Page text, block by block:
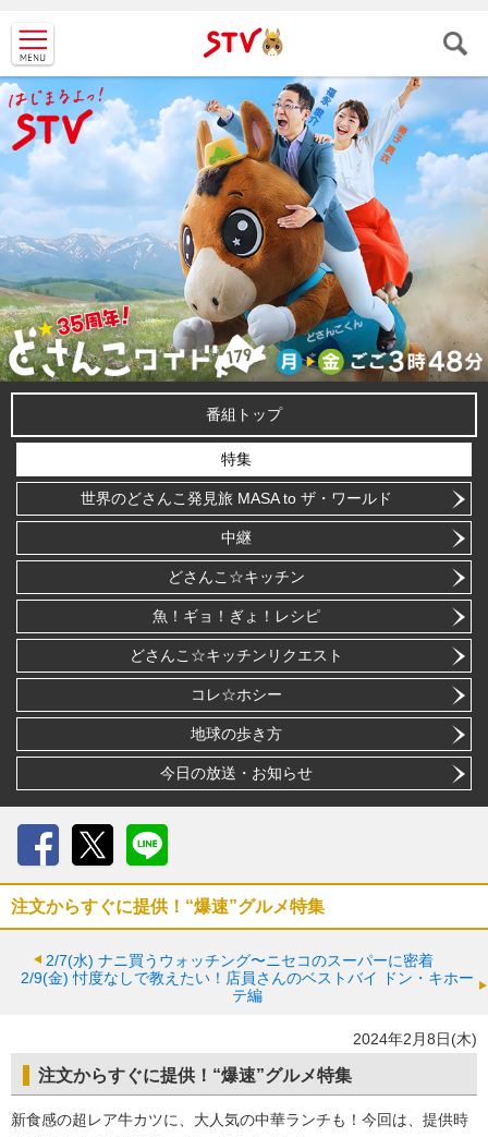
ＳＴＶ札
幌テレビ
番組トップ
特集
世界のどさんこ発見旅 MASA to ザ・ワールド
中継
どさんこ☆キッチン
魚！ギョ！ぎょ！レシピ
どさんこ☆キッチンリクエスト
コレ☆ホシー
地球の歩き方
今日の放送・お知らせ
注文からすぐに提供！“爆速”グルメ特集
2/7(水) ナニ買うウォッチング〜ニセコのスーパーに密着
2/9(金) 忖度なしで教えたい！店員さんのベストバイ ドン・キホー
テ編
2024年2月8日(木)
注文からすぐに提供！“爆速”グルメ特集
新食感の超レア牛カツに、大人気の中華ランチも！今回は、提供時